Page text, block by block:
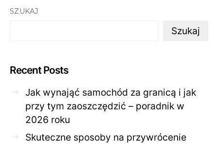
SZUKAJ
Szukaj
Recent Posts
Jak wynająć samochód za granicą i jak
przy tym zaoszczędzić – poradnik w
2026 roku
Skuteczne sposoby na przywrócenie